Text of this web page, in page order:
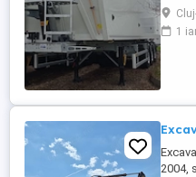
!! -
livrare
1
2004,